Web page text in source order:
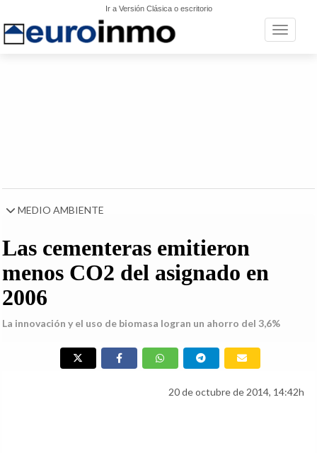
Ir a Versión Clásica o escritorio
Toggle
MEDIO AMBIENTE
Las cementeras emitieron
menos CO2 del asignado en
2006
La innovación y el uso de biomasa logran un ahorro del 3,6%
20 de octubre de 2014, 14:42h